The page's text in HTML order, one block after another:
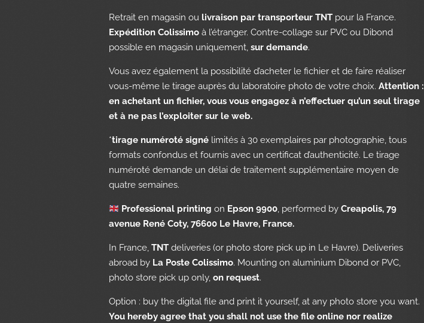
Retrait en magasin ou livraison par transporteur TNT pour la France.
Expédition Colissimo à l’étranger. Contre-collage sur PVC ou Dibond
possible en magasin uniquement, sur demande.
Vous avez également la possibilité d’acheter le fichier et de faire réaliser
vous-même le tirage auprès du laboratoire photo de votre choix. Attention :
en achetant un fichier, vous vous engagez à n’effectuer qu’un seul tirage
et à ne pas l’exploiter sur le web.
*tirage numéroté signé limités à 30 exemplaires par photographie, tous
formats confondus et fournis avec un certificat d’authenticité. Le tirage
numéroté demande un délai de traitement supplémentaire moyen de
quatre semaines.
Professional printing on Epson 9900, performed byCreapolis, 79
avenue René Coty, 76600 Le Havre, France.
In France, TNT deliveries (or photo store pick up in Le Havre). Deliveries
abroad by La Poste Colissimo. Mounting on aluminium Dibond or PVC,
photo store pick up only, on request.
Option : buy the digital file and print it yourself, at any photo store you want.
You hereby agree that you shall not use the file online nor realize